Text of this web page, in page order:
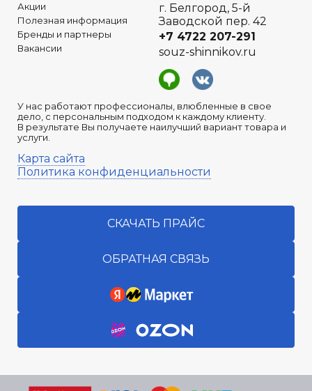
Акции
Полезная информация
Бренды и партнеры
Вакансии
У нас работают профессионалы, влюбленные в свое
дело, с персональным подходом к каждому клиенту.
В результате Вы получаете наилучший вариант товара и
услуги.
Карта сайта
Политика конфиденциальности
г. Белгород, 5-й
Заводской пер. 42
+7 4722 207-291
souz-shinnikov.ru
СКАЧАТЬ ПРАЙС
ОБРАТНАЯ СВЯЗЬ